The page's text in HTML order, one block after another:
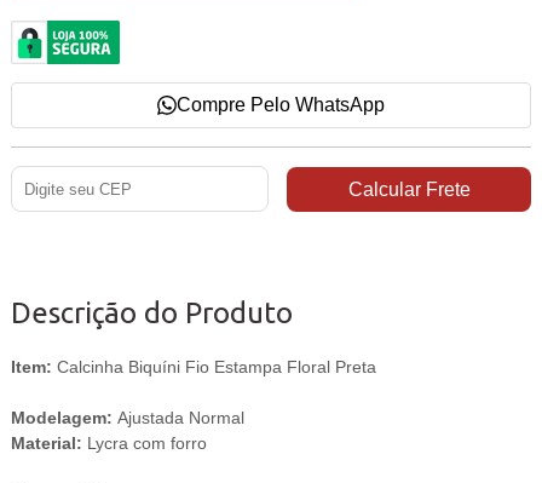
Compre Pelo WhatsApp
Descrição do Produto
Item: Calcinha Biquíni Fio Estampa Floral Preta
Modelagem: Ajustada Normal
Material: Lycra com forro